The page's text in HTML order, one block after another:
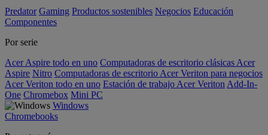
Predator Gaming Productos sostenibles Negocios Educación
Componentes
Por serie
Acer Aspire todo en uno Computadoras de escritorio clásicas Acer
Aspire Nitro Computadoras de escritorio Acer Veriton para negocios
Acer Veriton todo en uno Estación de trabajo Acer Veriton Add-In-
One Chromebox Mini PC
Windows
Chromebooks